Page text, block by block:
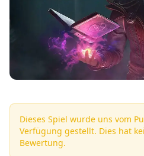
Dieses Spiel wurde uns vom
Verfügung gestellt. Dies hat
Bewertung.